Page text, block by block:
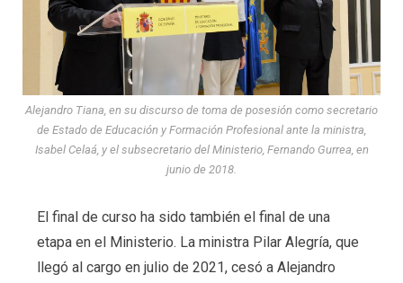
Alejandro Tiana, en su discurso de toma de posesión como secretario
de Estado de Educación y Formación Profesional ante la ministra,
Isabel Celaá, y el subsecretario del Ministerio, Fernando Gurrea, en
junio de 2018.
El final de curso ha sido también el final de una
etapa en el Ministerio. La ministra Pilar Alegría, que
llegó al cargo en julio de 2021, cesó a Alejandro